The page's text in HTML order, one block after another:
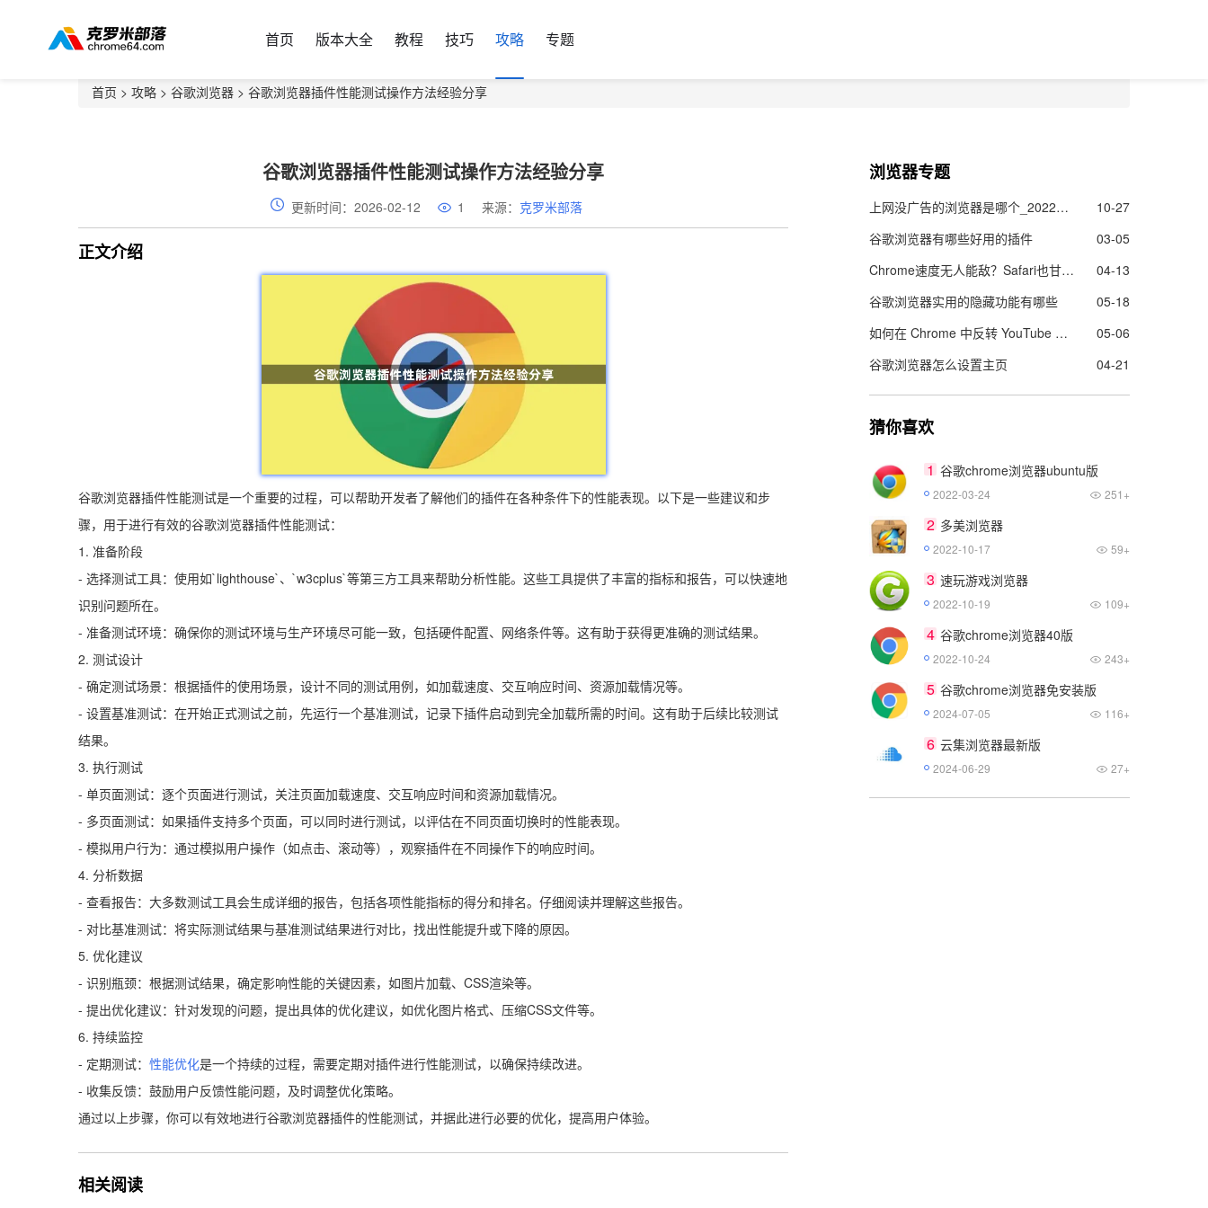
首页 版本大全 教程 技巧 攻略 专题
首页 > 攻略 > 谷歌浏览器 > 谷歌浏览器插件性能测试操作方法经验分享
谷歌浏览器插件性能测试操作方法经验分享
更新时间：2026-02-12 1 来源： 克罗米部落
正文介绍
谷歌浏览器插件性能测试是一个重要的过程，可以帮助开发者了解他们的插件在各种条件下的性能表现。以下是一些建议和步
骤，用于进行有效的谷歌浏览器插件性能测试：
1. 准备阶段
- 选择测试工具：使用如`lighthouse`、`w3cplus`等第三方工具来帮助分析性能。这些工具提供了丰富的指标和报告，可以快速地
识别问题所在。
- 准备测试环境：确保你的测试环境与生产环境尽可能一致，包括硬件配置、网络条件等。这有助于获得更准确的测试结果。
2. 测试设计
- 确定测试场景：根据插件的使用场景，设计不同的测试用例，如加载速度、交互响应时间、资源加载情况等。
- 设置基准测试：在开始正式测试之前，先运行一个基准测试，记录下插件启动到完全加载所需的时间。这有助于后续比较测试
结果。
3. 执行测试
- 单页面测试：逐个页面进行测试，关注页面加载速度、交互响应时间和资源加载情况。
- 多页面测试：如果插件支持多个页面，可以同时进行测试，以评估在不同页面切换时的性能表现。
- 模拟用户行为：通过模拟用户操作（如点击、滚动等），观察插件在不同操作下的响应时间。
4. 分析数据
- 查看报告：大多数测试工具会生成详细的报告，包括各项性能指标的得分和排名。仔细阅读并理解这些报告。
- 对比基准测试：将实际测试结果与基准测试结果进行对比，找出性能提升或下降的原因。
5. 优化建议
- 识别瓶颈：根据测试结果，确定影响性能的关键因素，如图片加载、CSS渲染等。
- 提出优化建议：针对发现的问题，提出具体的优化建议，如优化图片格式、压缩CSS文件等。
6. 持续监控
- 定期测试： 性能优化是一个持续的过程，需要定期对插件进行性能测试，以确保持续改进。
- 收集反馈：鼓励用户反馈性能问题，及时调整优化策略。
通过以上步骤，你可以有效地进行谷歌浏览器插件的性能测试，并据此进行必要的优化，提高用户体验。
相关阅读
浏览器专题
上网没广告的浏览器是哪个_2022上网没广告的浏览器推荐
10-27
谷歌浏览器有哪些好用的插件
03-05
Chrome速度无人能敌？Safari也甘拜下风
04-13
谷歌浏览器实用的隐藏功能有哪些
05-18
如何在 Chrome 中反转 YouTube 播放列表?
05-06
谷歌浏览器怎么设置主页
04-21
猜你喜欢
1 谷歌chrome浏览器ubuntu版
2022-03-24 251+
2 多美浏览器
2022-10-17 59+
3 速玩游戏浏览器
2022-10-19 109+
4 谷歌chrome浏览器40版
2022-10-24 243+
5 谷歌chrome浏览器免安装版
2024-07-05 116+
6 云集浏览器最新版
2024-06-29 27+